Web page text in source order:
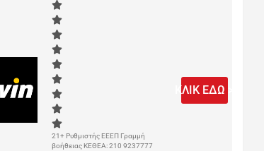
21+ Ρυθμιστής ΕΕΕΠ Γραμμή
βοήθειας ΚΕΘΕΑ: 210 9237777
ΚΛΙΚ ΕΔΩ >